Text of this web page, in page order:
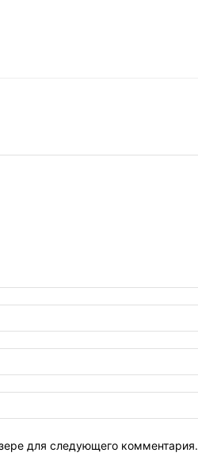
для следующего комментария.